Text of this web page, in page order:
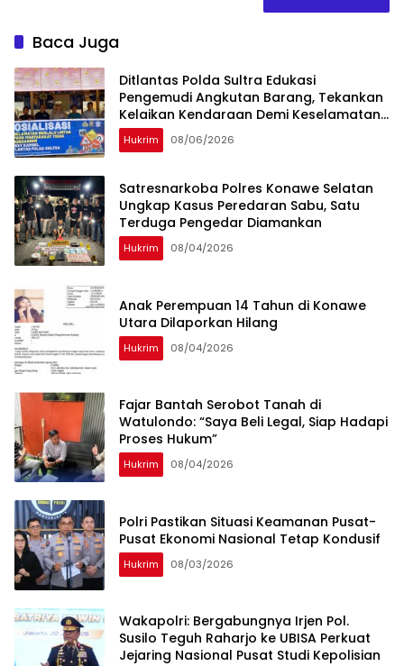
Baca Juga
Ditlantas Polda Sultra Edukasi
Pengemudi Angkutan Barang, Tekankan
Kelaikan Kendaraan Demi Keselamatan
Berlalu Lintas
Hukrim 08/06/2026
Satresnarkoba Polres Konawe Selatan
Ungkap Kasus Peredaran Sabu, Satu
Terduga Pengedar Diamankan
Hukrim 08/04/2026
Anak Perempuan 14 Tahun di Konawe
Utara Dilaporkan Hilang
Hukrim 08/04/2026
‎Fajar Bantah Serobot Tanah di
Watulondo: “Saya Beli Legal, Siap Hadapi
Proses Hukum”
Hukrim 08/04/2026
Polri Pastikan Situasi Keamanan Pusat-
Pusat Ekonomi Nasional Tetap Kondusif
Hukrim 08/03/2026
Wakapolri: Bergabungnya Irjen Pol.
Susilo Teguh Raharjo ke UBISA Perkuat
Jejaring Nasional Pusat Studi Kepolisian